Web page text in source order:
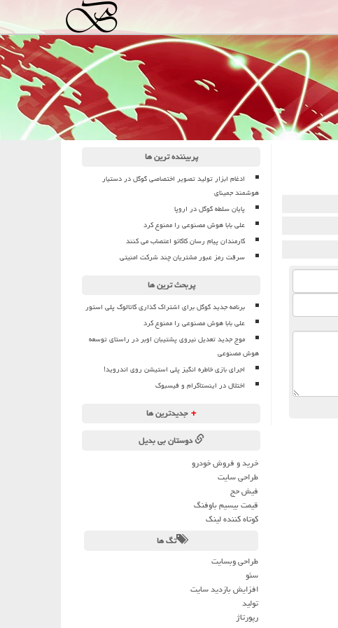
پربیننده ترین ها
ادغام ابزار تولید تصویر اختصاصی گوگل در دستیار
هوشمند جمینای
پایان سلطه گوگل در اروپا
علی بابا هوش مصنوعی را ممنوع کرد
کارمندان پیام رسان کاکائو اعتصاب می کنند
سرقت رمز عبور مشتریان چند شرکت امنیتی
پربحث ترین ها
برنامه جدید گوگل برای اشتراک گذاری کاتالوگ پلی استور
علی بابا هوش مصنوعی را ممنوع کرد
موج جدید تعدیل نیروی پشتیبان اوبر در راستای توسعه
هوش مصنوعی
اجرای بازی خاطره انگیز پلی استیشن روی اندروید!
اختلال در اینستاگرام و فیسبوک
+ جدیدترین ها
دوستان بی بدیل
خرید و فروش خودرو
طراحی سایت
فیش حج
قیمت بیسیم باوفنگ
کوتاه کننده لینک
تگ ها
طراحی وبسایت
سئو
افزایش بازدید سایت
تولید
رپورتاژ